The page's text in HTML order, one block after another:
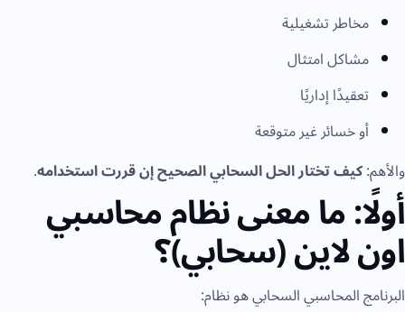
مخاطر تشغيلية
مشاكل امتثال
تعقيدًا إداريًا
أو خسائر غير متوقعة
كيف تختار الحل السحابي الصحيح إن قررت استخدامه.
ما معنى نظام محاسبي
لاين (سحابي)؟
المحاسبي السحابي هو نظام: